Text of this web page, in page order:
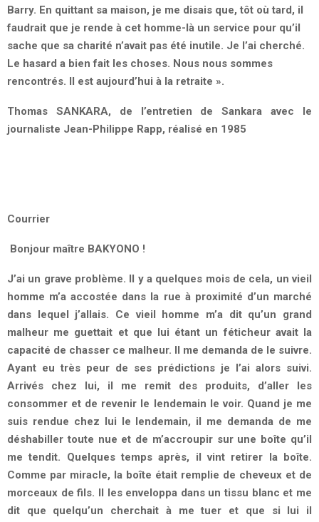
Barry. En quittant sa maison, je me disais que, tôt où tard, il
faudrait que je rende à cet homme-là un service pour qu’il
sache que sa charité n’avait pas été inutile. Je l’ai cherché.
Le hasard a bien fait les choses. Nous nous sommes
rencontrés. Il est aujourd’hui à la retraite ».
Thomas SANKARA, de l’entretien de Sankara avec le
journaliste Jean-Philippe Rapp, réalisé en 1985
Courrier
Bonjour maître BAKYONO !
J’ai un grave problème. Il y a quelques mois de cela, un vieil
homme m’a accostée dans la rue à proximité d’un marché
dans lequel j’allais. Ce vieil homme m’a dit qu’un grand
malheur me guettait et que lui étant un féticheur avait la
capacité de chasser ce malheur. Il me demanda de le suivre.
Ayant eu très peur de ses prédictions je l’ai alors suivi.
Arrivés chez lui, il me remit des produits, d’aller les
consommer et de revenir le lendemain le voir. Quand je me
suis rendue chez lui le lendemain, il me demanda de me
déshabiller toute nue et de m’accroupir sur une boîte qu’il
me tendit. Quelques temps après, il vint retirer la boîte.
Comme par miracle, la boîte était remplie de cheveux et de
morceaux de fils. Il les enveloppa dans un tissu blanc et me
dit que quelqu’un cherchait à me tuer et que si lui il